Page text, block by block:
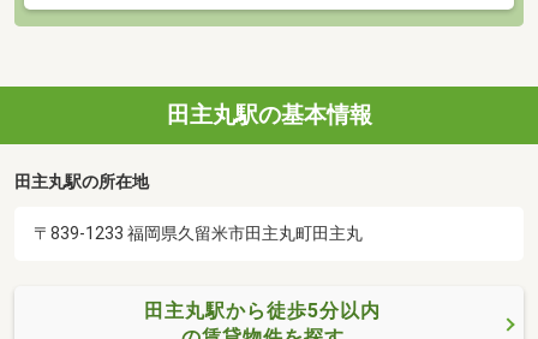
田主丸駅の基本情報
田主丸駅の所在地
〒839-1233 福岡県久留米市田主丸町田主丸
田主丸駅から徒歩5分以内